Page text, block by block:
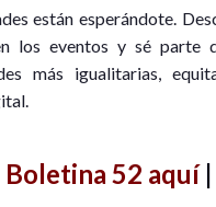
están esperándote.
los eventos y sé parte
más igualitarias,
Boletina 52 aquí|